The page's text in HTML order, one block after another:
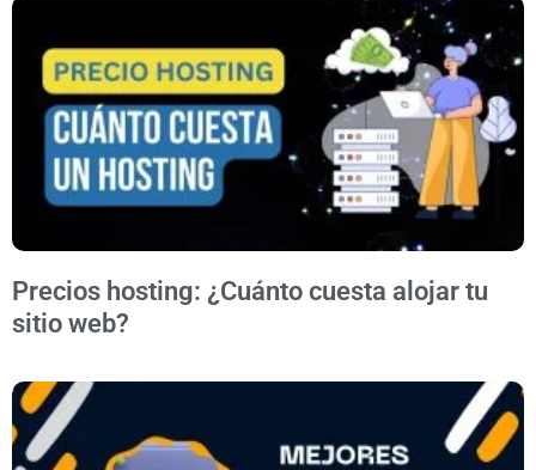
Precios hosting: ¿Cuánto cuesta alojar tu
sitio web?